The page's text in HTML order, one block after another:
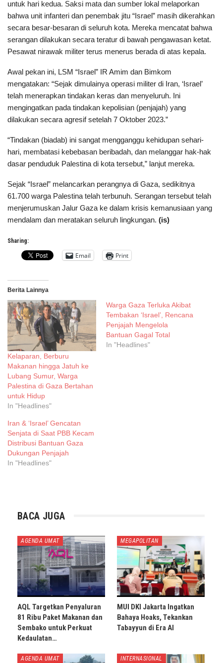
untuk hari kedua. Saksi mata dan sumber lokal melaporkan
bahwa unit infanteri dan penembak jitu “Israel” masih dikerahkan
secara besar-besaran di seluruh kota. Mereka mencatat bahwa
serangan dilakukan secara teratur di bawah pengawasan ketat.
Pesawat nirawak militer terus menerus berada di atas kepala.
Awal pekan ini, LSM “Israel” IR Amim dan Bimkom
mengatakan: “Sejak dimulainya operasi militer di Iran, ‘Israel’
telah menerapkan tindakan keras dan menyeluruh. Ini
mengingatkan pada tindakan kepolisian (penjajah) yang
dilakukan secara agresif setelah 7 Oktober 2023.”
“Tindakan (biadab) ini sangat mengganggu kehidupan sehari-
hari, membatasi kebebasan beribadah, dan melanggar hak-hak
dasar penduduk Palestina di kota tersebut,” lanjut mereka.
Sejak “Israel” melancarkan perangnya di Gaza, sedikitnya
61.700 warga Palestina telah terbunuh. Serangan tersebut telah
menjerumuskan Jalur Gaza ke dalam krisis kemanusiaan yang
mendalam dan meratakan seluruh lingkungan. (is)
Sharing:
Email Print
Berita Lainnya
Kelaparan, Berburu
Makanan hingga Jatuh ke
Lubang Sumur, Warga
Palestina di Gaza Bertahan
untuk Hidup
In "Headlines"
Warga Gaza Terluka Akibat
Tembakan ‘Israel’, Rencana
Penjajah Mengelola
Bantuan Gagal Total
In "Headlines"
Iran & ‘Israel’ Gencatan
Senjata di Saat PBB Kecam
Distribusi Bantuan Gaza
Dukungan Penjajah
In "Headlines"
BACA JUGA
AGENDA UMAT
AQL Targetkan Penyaluran
81 Ribu Paket Makanan dan
Sembako untuk Perkuat
Kedaulatan…
MEGAPOLITAN
MUI DKI Jakarta Ingatkan
Bahaya Hoaks, Tekankan
Tabayyun di Era AI
AGENDA UMAT INTERNASIONAL